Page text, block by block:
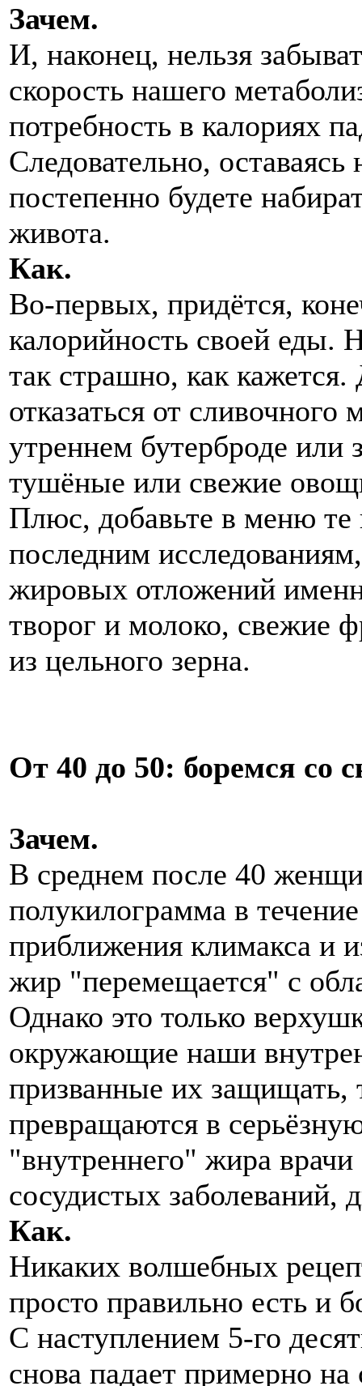
Зачем.
И, наконец, нельзя
скорость нашего
потребность в калориях
Следовательно,
постепенно будете
живота.
Как.
Во-первых, придётся,
калорийность своей еды.
так страшно, как кажется.
отказаться от сливочного
утреннем бутерброде или
тушёные или свежие
Плюс, добавьте в меню те
последним
жировых отложений
творог и молоко, свежие
из цельного зерна.
От 40 до 50: боремся
Зачем.
В среднем после 40
полукилограмма в
приближения климакса и
жир "перемещается" с
Однако это только
окружающие наши
призванные их защищать,
превращаются в
"внутреннего" жира
сосудистых заболеваний,
Как.
Никаких волшебных
просто правильно есть и
С наступлением 5-го
снова падает примерно